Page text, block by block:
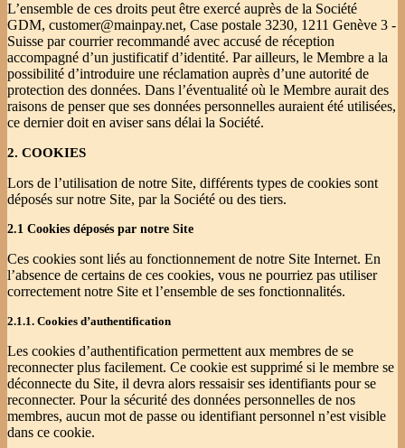
L’ensemble de ces droits peut être exercé auprès de la Société
GDM, customer@mainpay.net, Case postale 3230, 1211 Genève 3 -
Suisse par courrier recommandé avec accusé de réception
accompagné d’un justificatif d’identité. Par ailleurs, le Membre a la
possibilité d’introduire une réclamation auprès d’une autorité de
protection des données. Dans l’éventualité où le Membre aurait des
raisons de penser que ses données personnelles auraient été utilisées,
ce dernier doit en aviser sans délai la Société.
2. COOKIES
Lors de l’utilisation de notre Site, différents types de cookies sont
déposés sur notre Site, par la Société ou des tiers.
2.1 Cookies déposés par notre Site
Ces cookies sont liés au fonctionnement de notre Site Internet. En
l’absence de certains de ces cookies, vous ne pourriez pas utiliser
correctement notre Site et l’ensemble de ses fonctionnalités.
2.1.1. Cookies d’authentification
Les cookies d’authentification permettent aux membres de se
reconnecter plus facilement. Ce cookie est supprimé si le membre se
déconnecte du Site, il devra alors ressaisir ses identifiants pour se
reconnecter. Pour la sécurité des données personnelles de nos
membres, aucun mot de passe ou identifiant personnel n’est visible
dans ce cookie.